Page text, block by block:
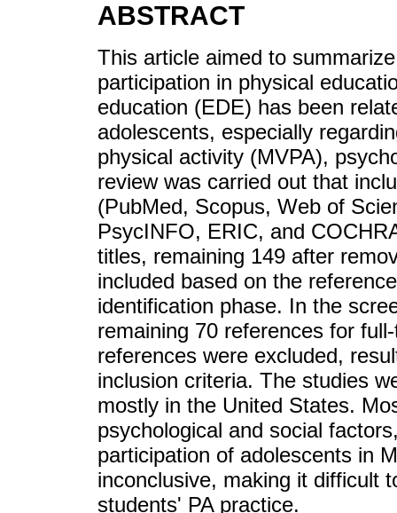
ABSTRACT
This article aimed to
participation in physical
education (EDE) has been
adolescents, especially
physical activity (MVPA),
review was carried out that
(PubMed, Scopus, Web of
PsycINFO, ERIC, and
titles, remaining 149 after
included based on the
identification phase. In the
remaining 70 references for
references were excluded,
inclusion criteria. The studies
mostly in the United States.
psychological and social
participation of adolescents in
inconclusive, making it difficult
students' PA practice.